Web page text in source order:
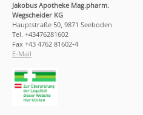
Jakobus Apotheke Mag.pharm.
Wegscheider KG
Hauptstraße 50, 9871 Seeboden
Tel. +43476281602
Fax +43 4762 81602-4
E-Mail